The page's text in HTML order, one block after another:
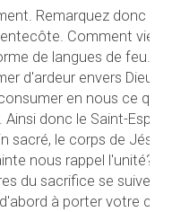
Remarquez donc et
Comment
de langues de feu.
d'ardeur envers Dieu
en nous ce qui
donc le Saint-Esprit
sacré, le corps de
nous rappel l'unité?
du sacrifice se suivent
à porter votre